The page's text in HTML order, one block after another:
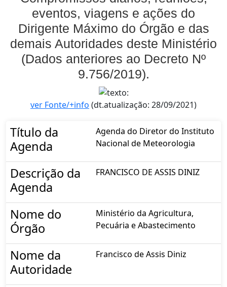
eventos, viagens e ações do
Dirigente Máximo do Órgão e das
demais Autoridades deste Ministério
(Dados anteriores ao Decreto Nº
9.756/2019).
ver Fonte/+info (dt.atualização: 28/09/2021)
Título da
Agenda
Agenda do Diretor do Instituto
Nacional de Meteorologia
Descrição da
Agenda
FRANCISCO DE ASSIS DINIZ
Nome do
Órgão
Ministério da Agricultura,
Pecuária e Abastecimento
Nome da
Autoridade
Francisco de Assis Diniz